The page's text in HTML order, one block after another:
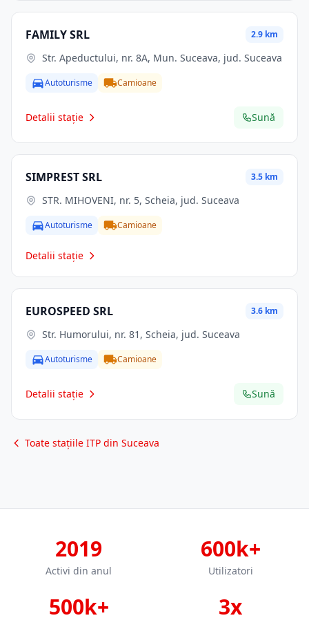
FAMILY SRL 2.9 km
Str. Apeductului, nr. 8A, Mun. Suceava, jud. Suceava
Autoturisme Camioane
Detalii stație Sună
SIMPREST SRL 3.5 km
STR. MIHOVENI, nr. 5, Scheia, jud. Suceava
Autoturisme Camioane
Detalii stație
EUROSPEED SRL 3.6 km
Str. Humorului, nr. 81, Scheia, jud. Suceava
Autoturisme Camioane
Detalii stație Sună
Toate stațiile ITP din Suceava
2019
Activi din anul
600k+
Utilizatori
500k+ 3x